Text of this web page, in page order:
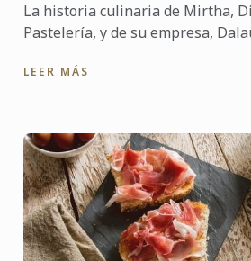
La historia culinaria de Mirtha,
Pastelería, y de su empresa,
que la llevó ...
LEER MÁS